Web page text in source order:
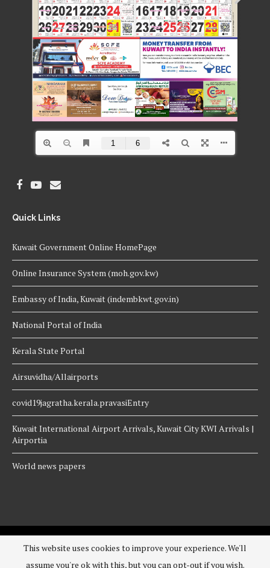
Quick Links
Kuwait Government Online HomePage
Online Insurance System (moh.gov.kw)
Embassy of India, Kuwait (indembkwt.gov.in)
National Portal of India
Kerala State Portal
Airsuvidha/Allairports
covid19jagratha.kerala.pravasiEntry
Kuwait International Airport Arrivals, Kuwait City KWI Arrivals |
Airportia
World news papers
ninepic
This website uses cookies to improve your experience. We'll
assume you're ok with this, but you can opt-out if you wish.